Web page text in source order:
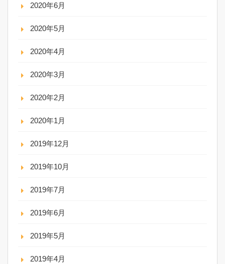
2020年6月
2020年5月
2020年4月
2020年3月
2020年2月
2020年1月
2019年12月
2019年10月
2019年7月
2019年6月
2019年5月
2019年4月